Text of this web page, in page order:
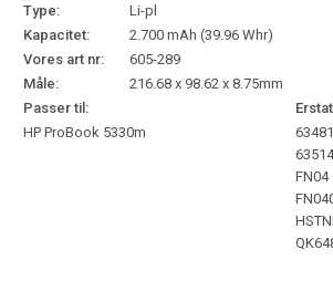
Type:
Li-pl
Kapacitet:
2.700 mAh (39.96 Whr)
Vores art nr:
605-289
Måle:
216.68 x 98.62 x 8.75mm
Passer til:
HP ProBook 5330m
FN04